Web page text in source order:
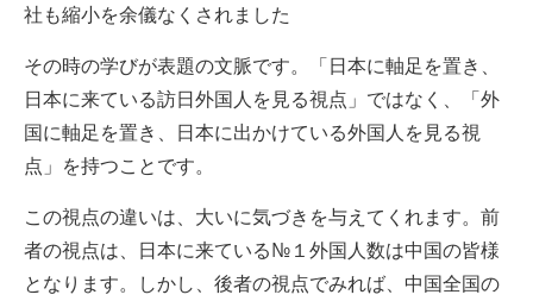
社も縮小を余儀なくされました
その時の学びが表題の文脈です。「日本に軸足を置き、
日本に来ている訪日外国人を見る視点」ではなく、「外
国に軸足を置き、日本に出かけている外国人を見る視
点」を持つことです。
この視点の違いは、大いに気づきを与えてくれます。前
者の視点は、日本に来ている№１外国人数は中国の皆様
となります。しかし、後者の視点でみれば、中国全国の